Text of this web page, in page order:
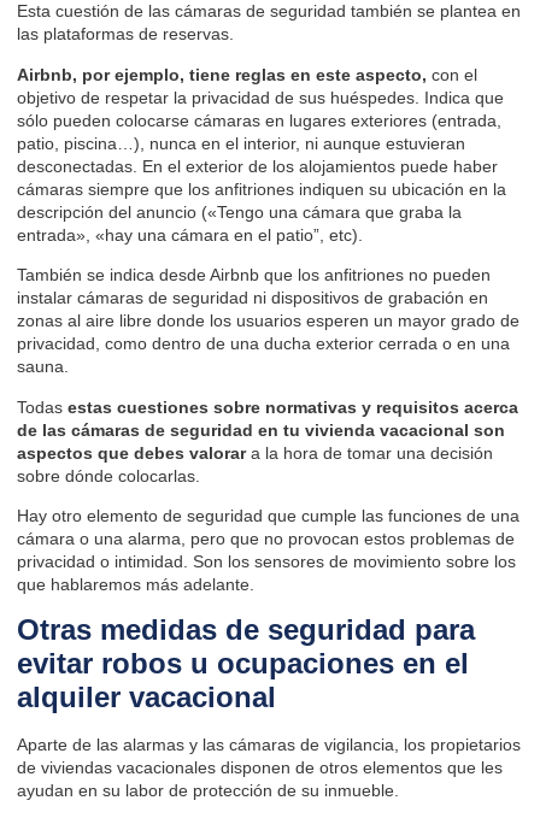
Esta cuestión de las cámaras de seguridad también se plantea en
las plataformas de reservas.
Airbnb, por ejemplo, tiene reglas en este aspecto, con el
objetivo de respetar la privacidad de sus huéspedes. Indica que
sólo pueden colocarse cámaras en lugares exteriores (entrada,
patio, piscina…), nunca en el interior, ni aunque estuvieran
desconectadas. En el exterior de los alojamientos puede haber
cámaras siempre que los anfitriones indiquen su ubicación en la
descripción del anuncio («Tengo una cámara que graba la
entrada», «hay una cámara en el patio”, etc).
También se indica desde Airbnb que los anfitriones no pueden
instalar cámaras de seguridad ni dispositivos de grabación en
zonas al aire libre donde los usuarios esperen un mayor grado de
privacidad, como dentro de una ducha exterior cerrada o en una
sauna.
Todas estas cuestiones sobre normativas y requisitos acerca
de las cámaras de seguridad en tu vivienda vacacional son
aspectos que debes valorara la hora de tomar una decisión
sobre dónde colocarlas.
Hay otro elemento de seguridad que cumple las funciones de una
cámara o una alarma, pero que no provocan estos problemas de
privacidad o intimidad. Son los sensores de movimiento sobre los
que hablaremos más adelante.
Otras medidas de seguridad para
evitar robos u ocupaciones en el
alquiler vacacional
Aparte de las alarmas y las cámaras de vigilancia, los propietarios
de viviendas vacacionales disponen de otros elementos que les
ayudan en su labor de protección de su inmueble.